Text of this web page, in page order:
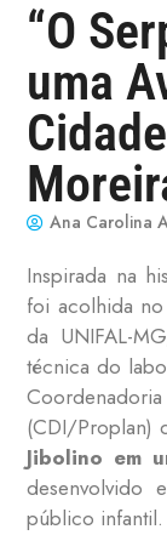
“O
uma
Ana Carolina
Inspirada na
foi acolhida
da UNIFAL-
técnica do
(CDI/Proplan)
Jibolino em
desenvolvido
público infantil.